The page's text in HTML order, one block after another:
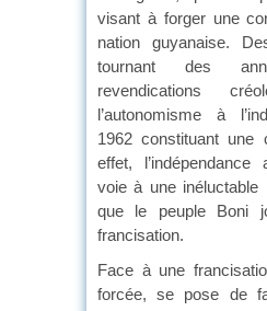
visant à forger une
nation guyanaise.
tournant des
revendications
l’autonomisme à
1962 constituant une
effet,
voie à une inéluctable
que le peuple Boni
francisation.
Face à une
forcée, se pose de